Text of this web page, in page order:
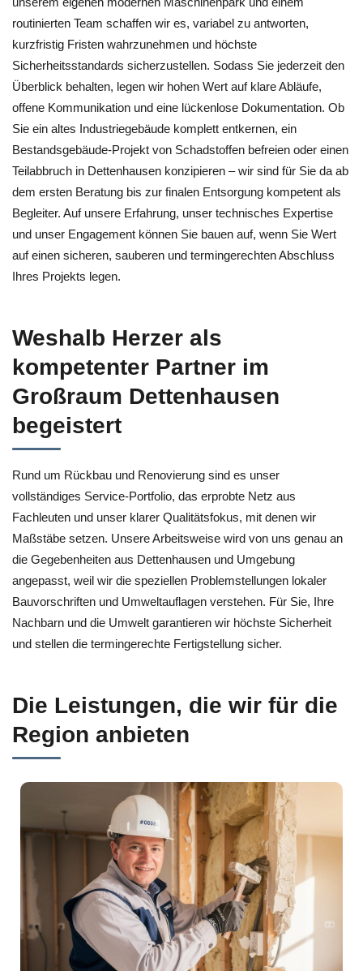
routinierten Team schaffen wir es, variabel zu antworten,
kurzfristig Fristen wahrzunehmen und höchste
Sicherheitsstandards sicherzustellen. Sodass Sie jederzeit den
Überblick behalten, legen wir hohen Wert auf klare Abläufe,
offene Kommunikation und eine lückenlose Dokumentation. Ob
Sie ein altes Industriegebäude komplett entkernen, ein
Bestandsgebäude‑Projekt von Schadstoffen befreien oder einen
Teilabbruch in Dettenhausen konzipieren – wir sind für Sie da ab
dem ersten Beratung bis zur finalen Entsorgung kompetent als
Begleiter. Auf unsere Erfahrung, unser technisches Expertise
und unser Engagement können Sie bauen auf, wenn Sie Wert
auf einen sicheren, sauberen und termingerechten Abschluss
Ihres Projekts legen.
Weshalb Herzer als
kompetenter Partner im
Großraum Dettenhausen
begeistert
Rund um Rückbau und Renovierung sind es unser
vollständiges Service-Portfolio, das erprobte Netz aus
Fachleuten und unser klarer Qualitätsfokus, mit denen wir
Maßstäbe setzen. Unsere Arbeitsweise wird von uns genau an
die Gegebenheiten aus Dettenhausen und Umgebung
angepasst, weil wir die speziellen Problemstellungen lokaler
Bauvorschriften und Umweltauflagen verstehen. Für Sie, Ihre
Nachbarn und die Umwelt garantieren wir höchste Sicherheit
und stellen die termingerechte Fertigstellung sicher.
Die Leistungen, die wir für die
Region anbieten